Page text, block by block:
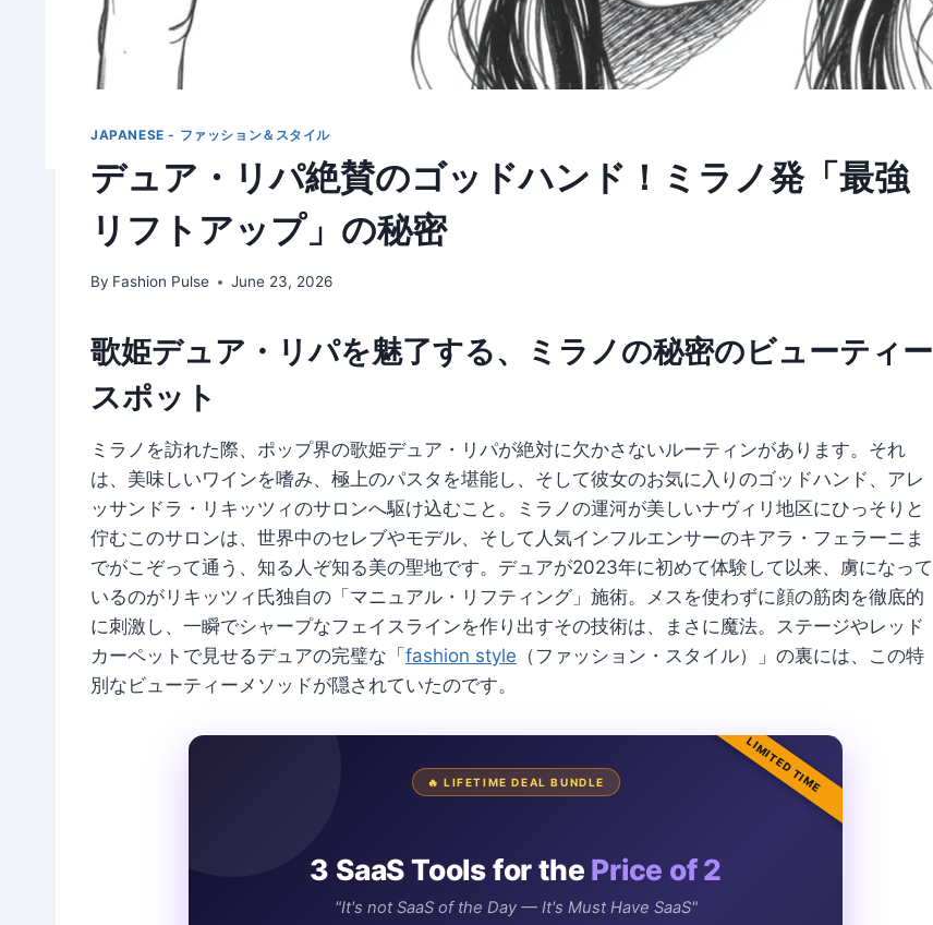
JAPANESE - ファッション＆スタイル
デュア・リパ絶賛のゴッドハンド！ミラノ発「最強
リフトアップ」の秘密
By Fashion Pulse June 23, 2026
歌姫デュア・リパを魅了する、ミラノの秘密のビューティー
スポット
ミラノを訪れた際、ポップ界の歌姫デュア・リパが絶対に欠かさないルーティンがあります。それ
は、美味しいワインを嗜み、極上のパスタを堪能し、そして彼女のお気に入りのゴッドハンド、アレ
ッサンドラ・リキッツィのサロンへ駆け込むこと。ミラノの運河が美しいナヴィリ地区にひっそりと
佇むこのサロンは、世界中のセレブやモデル、そして人気インフルエンサーのキアラ・フェラーニま
でがこぞって通う、知る人ぞ知る美の聖地です。デュアが2023年に初めて体験して以来、虜になって
いるのがリキッツィ氏独自の「マニュアル・リフティング」施術。メスを使わずに顔の筋肉を徹底的
に刺激し、一瞬でシャープなフェイスラインを作り出すその技術は、まさに魔法。ステージやレッド
カーペットで見せるデュアの完璧な「 fashion style （ファッション・スタイル）」の裏には、この特
別なビューティーメソッドが隠されていたのです。
LIMITED TIME
🔥 LIFETIME DEAL BUNDLE
3 SaaS Tools for the Price of 2
"It's not SaaS of the Day — It's Must Have SaaS"